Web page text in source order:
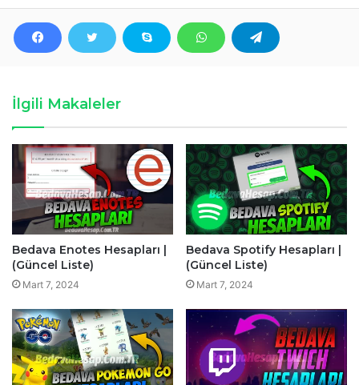
İlgili Makaleler
Bedava Enotes Hesapları |
(Güncel Liste)
Mart 7, 2024
Bedava Spotify Hesapları |
(Güncel Liste)
Mart 7, 2024